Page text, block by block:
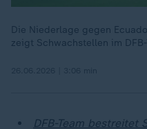
Die Niederlage gegen
zeigt Schwachstellen im DFB-
DFB-Team bestreitet